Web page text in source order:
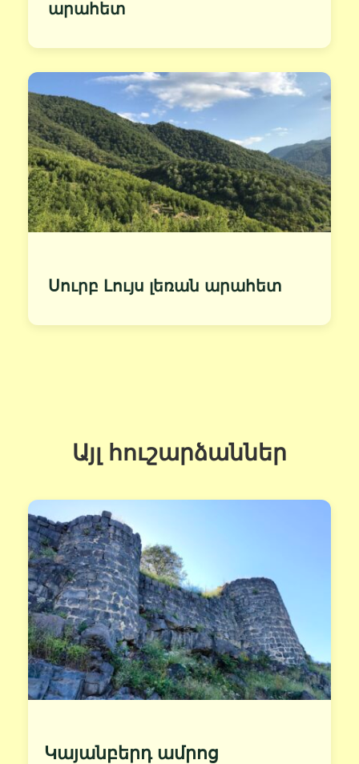
արահետ
Սուրբ Լույս լեռան արահետ
Այլ հուշարձաններ
Կայանբերդ ամրոց